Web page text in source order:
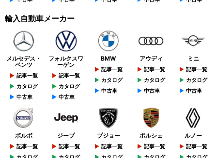
輸入自動車メーカー
メルセデス・
ベンツ
記事一覧
カタログ
中古車
フォルクスワ
ーゲン
記事一覧
カタログ
中古車
BMW
記事一覧
カタログ
中古車
アウディ
記事一覧
カタログ
中古車
ミニ
記事一覧
カタログ
中古車
ボルボ
記事一覧
ジープ
記事一覧
プジョー
記事一覧
ポルシェ
記事一覧
ルノー
記事一覧